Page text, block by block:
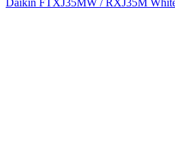
Daikin FTXJ35MW / RXJ35M